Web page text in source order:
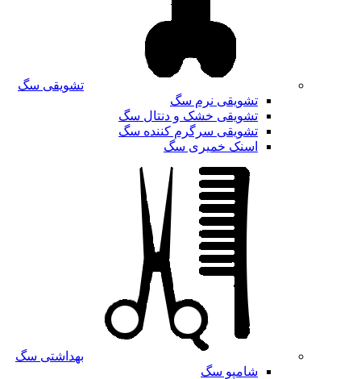
تشویقی سگ
تشویقی نرم سگ
تشویقی خشک و دنتال سگ
تشویقی سرگرم کننده سگ
اسنک خمیری سگ
بهداشتی سگ
شامپو سگ